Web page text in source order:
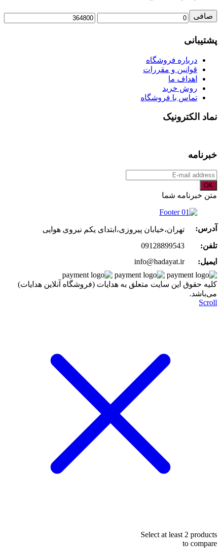
حداقل حداكثر صافی
پشتیبانی
درباره فروشگاه
قوانین و مقررات
اهداف ما
روش خرید
تماس با فروشگاه
نماد الکترونیک
خبرنامه
OK
متن خبرنامه شما
آدرس:
تهران،خیابان پیروزی،ابتدای یکم نیروی هوایی
تلفن:
09128899543
ایمیل:
info@hadayat.ir
کليه حقوق اين سايت متعلق به هدایات (فروشگاه آنلاین هدایات)
می‌باشد.
Scroll
Select at least 2 products
to compare